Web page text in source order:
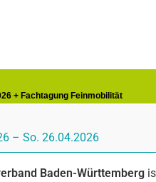
+ Fachtagung Feinmobilität
– So. 26.04.2026
Baden-Württemberg